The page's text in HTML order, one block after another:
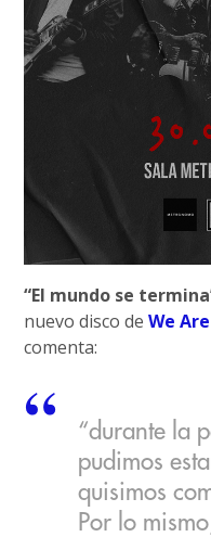
“El mundo se
nuevo disco deWe
comenta:
“durante la
pudimos
quisimos
Por lo